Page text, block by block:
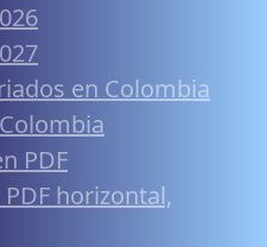
en Colombia
PDF
horizontal,